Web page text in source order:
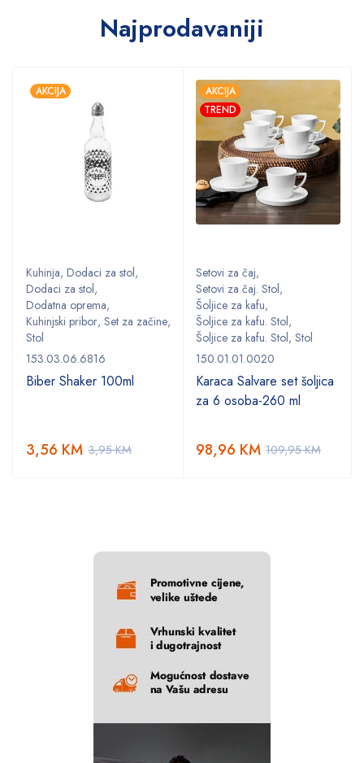
Najprodavaniji
AKCIJA
Kuhinja, Dodaci za stol,
Dodaci za stol,
Dodatna oprema,
Kuhinjski pribor, Set za začine,
Stol
153.03.06.6816
Biber Shaker 100ml
3,95KM
3,56 KM
AKCIJA
TREND
Setovi za čaj,
Setovi za čaj. Stol,
Šoljice za kafu,
Šoljice za kafu. Stol,
Šoljice za kafu. Stol, Stol
150.01.01.0020
Karaca Salvare set šoljica
za 6 osoba-260 ml
109,95KM
98,96 KM